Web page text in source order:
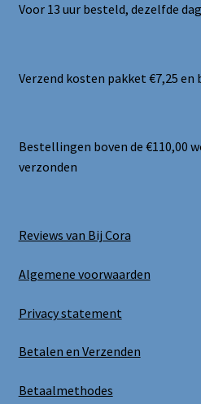
Voor 13 uur besteld, dezelfde
Verzend kosten pakket €7,25 en
Bestellingen boven de €110,00
verzonden
Reviews van Bij Cora
Algemene voorwaarden
Privacy statement
Betalen en Verzenden
Betaalmethodes